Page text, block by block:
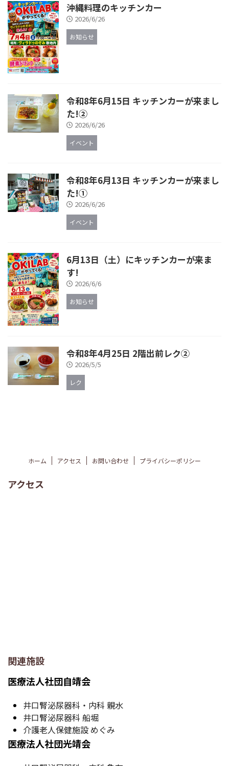
沖縄料理のキッチンカー
2026/6/26
お知らせ
令和8年6月15日 キッチンカーが来まし
た!②
2026/6/26
イベント
令和8年6月13日 キッチンカーが来まし
た!①
2026/6/26
イベント
6月13日（土）にキッチンカーが来ま
す!
2026/6/6
お知らせ
令和8年4月25日 2階出前レク②
2026/5/5
レク
ホーム アクセス お問い合わせ プライバシーポリシー
アクセス
関連施設
医療法人社団自靖会
井口腎泌尿器科・内科 親水
井口腎泌尿器科 船堀
介護老人保健施設 めぐみ
医療法人社団光靖会